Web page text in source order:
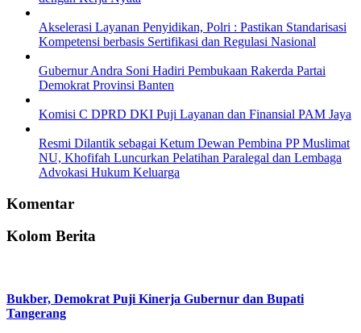
Akselerasi Layanan Penyidikan, Polri : Pastikan Standarisasi
Kompetensi berbasis Sertifikasi dan Regulasi Nasional
Gubernur Andra Soni Hadiri Pembukaan Rakerda Partai
Demokrat Provinsi Banten
Komisi C DPRD DKI Puji Layanan dan Finansial PAM Jaya
Resmi Dilantik sebagai Ketum Dewan Pembina PP Muslimat
NU, Khofifah Luncurkan Pelatihan Paralegal dan Lembaga
Advokasi Hukum Keluarga
Komentar
Kolom Berita
Bukber, Demokrat Puji Kinerja Gubernur dan Bupati
Tangerang